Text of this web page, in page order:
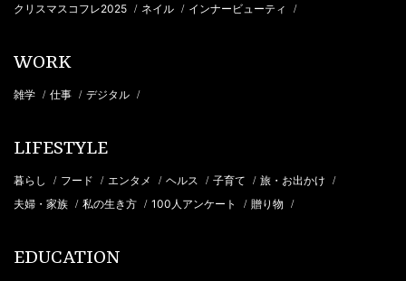
クリスマスコフレ2025 / ネイル / インナービューティ /
WORK
雑学 / 仕事 / デジタル /
LIFESTYLE
暮らし / フード / エンタメ / ヘルス / 子育て / 旅・お出かけ /
夫婦・家族 / 私の生き方 / 100人アンケート / 贈り物 /
EDUCATION